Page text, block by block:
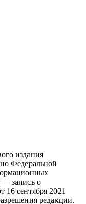
издания
Федеральной
— запись о
сентября 2021
редакции.